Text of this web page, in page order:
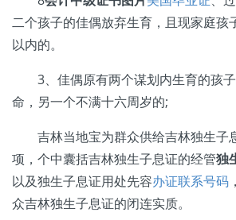
二个孩子的佳偶放弃生育，且现家庭孩
以内的。
3、佳偶原有两个谋划内生育的孩子
命，另一个不满十六周岁的;
吉林当地宝为群众供给吉林独生子
项，个中囊括吉林独生子息证的经管独
以及独生子息证用处先容办证联系号码
众吉林独生子息证的闭连实质。